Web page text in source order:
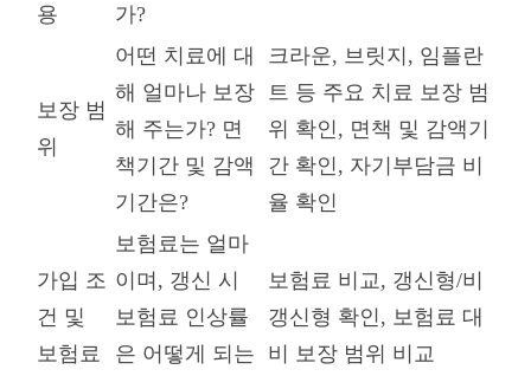
용
가?
보장 범
위
어떤 치료에 대
해 얼마나 보장
해 주는가? 면
책기간 및 감액
기간은?
크라운, 브릿지, 임플란
트 등 주요 치료 보장 범
위 확인, 면책 및 감액기
간 확인, 자기부담금 비
율 확인
가입 조
건 및
보험료
보험료는 얼마
이며, 갱신 시
보험료 인상률
은 어떻게 되는
보험료 비교, 갱신형/비
갱신형 확인, 보험료 대
비 보장 범위 비교